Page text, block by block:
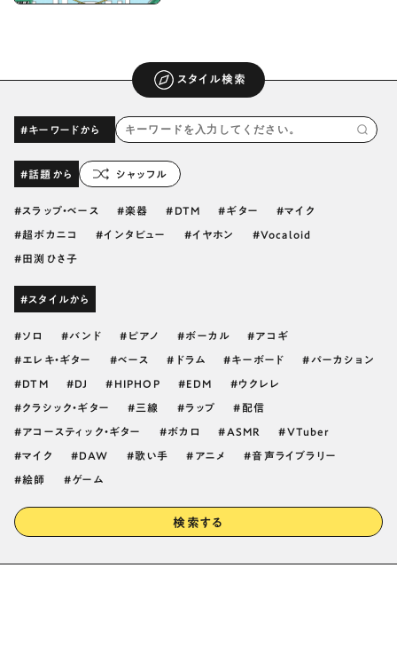
スタイル検索
#キーワードから
#話題から シャッフル
スラップ・ベース 楽器 DTM ギター マイク
超ボカニコ インタビュー イヤホン Vocaloid
田渕ひさ子
#スタイルから
ソロ バンド ピアノ ボーカル アコギ
エレキ・ギター ベース ドラム キーボード パーカション
DTM DJ HIPHOP EDM ウクレレ
クラシック・ギター 三線 ラップ 配信
アコースティック・ギター ボカロ ASMR VTuber
マイク DAW 歌い手 アニメ 音声ライブラリー
絵師 ゲーム
検索する